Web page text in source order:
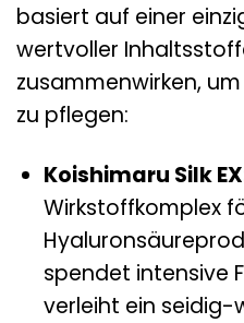
basiert auf einer
wertvoller
zusammenwirken,
zu pflegen:
Koishimaru Silk
Wirkstoffkomplex
spendet intensive
verleiht ein seidig-